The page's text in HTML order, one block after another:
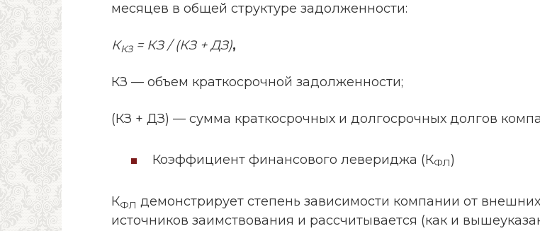
месяцев в общей структуре задолженности:
ККЗ= КЗ / (КЗ + ДЗ),
КЗ — объем краткосрочной задолженности;
(КЗ + ДЗ) — сумма краткосрочных и долгосрочных долгов
Коэффициент финансового левериджа (КФЛ)
КФЛ демонстрирует степень зависимости компании от внешних
источников заимствования и рассчитывается (как и